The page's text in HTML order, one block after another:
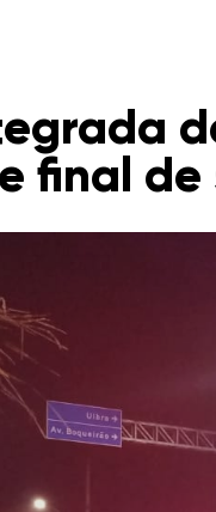
final